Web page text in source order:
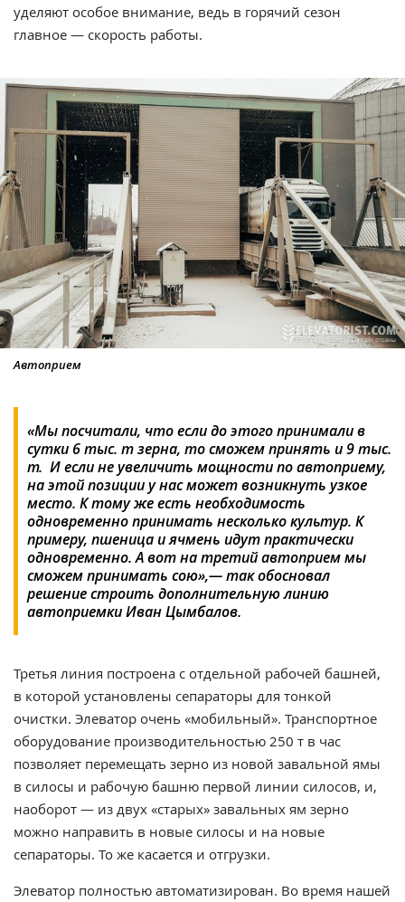
уделяют особое внимание, ведь в горячий сезон
главное — скорость работы.
Автоприем
«Мы посчитали, что если до этого принимали в
сутки 6 тыс. т зерна, то сможем принять и 9 тыс.
т. И если не увеличить мощности по автоприему,
на этой позиции у нас может возникнуть узкое
место. К тому же есть необходимость
одновременно принимать несколько культур. К
примеру, пшеница и ячмень идут практически
одновременно. А вот на третий автоприем мы
сможем принимать сою»,— так обосновал
решение строить дополнительную линию
автоприемки Иван Цымбалов.
Третья линия построена с отдельной рабочей башней,
в которой установлены сепараторы для тонкой
очистки. Элеватор очень «мобильный». Транспортное
оборудование производительностью 250 т в час
позволяет перемещать зерно из новой завальной ямы
в силосы и рабочую башню первой линии силосов, и,
наоборот — из двух «старых» завальных ям зерно
можно направить в новые силосы и на новые
сепараторы. То же касается и отгрузки.
Элеватор полностью автоматизирован. Во время нашей